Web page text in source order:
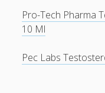
Pro-Tech Pharma
10 Ml
Pec Labs